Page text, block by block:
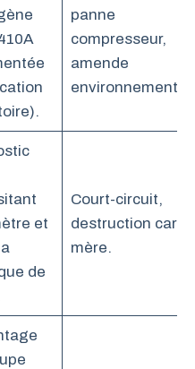
panne
compresseur,
amende
et
de
Court-circuit,
destruction carte
mère.